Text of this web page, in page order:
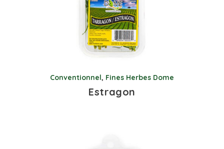
Conventionnel, Fines Herbes Dome
Estragon